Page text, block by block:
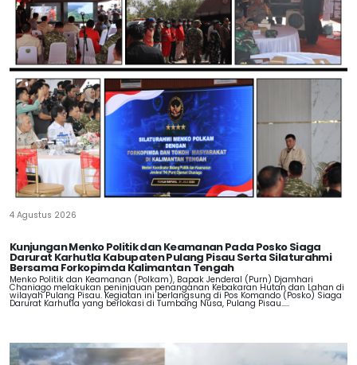
4 Agustus 2026
Kunjungan Menko Politik dan Keamanan Pada Posko Siaga
Darurat Karhutla Kabupaten Pulang Pisau Serta Silaturahmi
Bersama Forkopimda Kalimantan Tengah
Menko Politik dan Keamanan (Polkam), Bapak Jenderal (Purn) Djamhari
Chaniago melakukan peninjauan penanganan Kebakaran Hutan dan Lahan di
wilayah Pulang Pisau. Kegiatan ini berlangsung di Pos Komando (Posko) Siaga
Darurat Karhutla yang berlokasi di Tumbang Nusa, Pulang Pisau.....